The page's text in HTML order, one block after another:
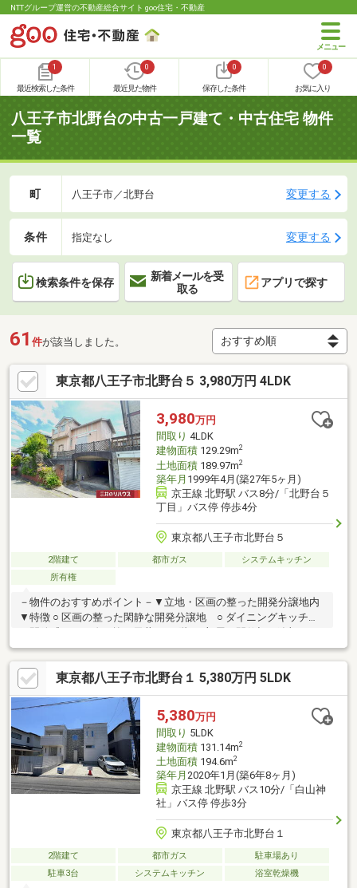
NTTグループ運営の不動産総合サイト goo住宅・不動産
1
最近検索した条件
0
最近見た物件
0
保存した条件
0
お気に入り
八王子市北野台の中古一戸建て・中古住宅 物件
一覧
町 八王子市／北野台 変更する
条件 指定なし 変更する
検索条件を保存
新着メールを受
取る
アプリで探す
61 件が該当しました。
東京都八王子市北野台５ 3,980万円 4LDK
3,980万円
間取り 4LDK
建物面積129.29m2
土地面積189.97m2
築年月 1999年4月(築27年5ヶ月)
京王線 北野駅 バス8分/「北野台５
丁目」バス停 停歩4分
東京都八王子市北野台５
2階建て 都市ガス
システムキッチン
所有権
－物件のおすすめポイント－▼立地・区画の整った開発分譲地内
▼特徴 ○ 区画の整った閑静な開発分譲地 ○ ダイニングキッチン
り2部屋として利用可能 ○ 各居室ゆったりとした設計 ○ 南向き
バルコニーにより日当たり良好 ○ 各居室に豊富な収納力 ○ ウ
ォークインクローゼットあり ○ 屋根、外壁は10年前に塗り替え
済 ○ 車庫あり ※車種によるが二台駐車可能▼周辺環境・打越岡
谷公園 徒歩2分(約160m)■ ご希望の住まい探しをお手伝いします
物件の詳細・ご相談はお気軽にお問い合わせください。
東京都八王子市北野台１ 5,380万円 5LDK
5,380万円
間取り 5LDK
建物面積131.14m2
土地面積194.6m2
築年月 2020年1月(築6年8ヶ月)
京王線 北野駅 バス10分/「白山神
社」バス停 停歩3分
東京都八王子市北野台１
2階建て 都市ガス
駐車場あり
駐車3台
システムキッチン 浴室乾燥機